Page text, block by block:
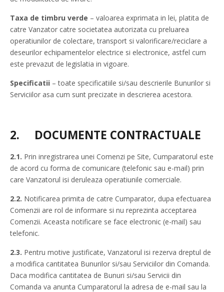
Taxa de timbru verde – valoarea exprimata in lei, platita de
catre Vanzator catre societatea autorizata cu preluarea
operatiunilor de colectare, transport si valorificare/reciclare a
deseurilor echipamentelor electrice si electronice, astfel cum
este prevazut de legislatia in vigoare.
Specificatii – toate specificatiile si/sau descrierile Bunurilor si
Serviciilor asa cum sunt precizate in descrierea acestora.
2. DOCUMENTE CONTRACTUALE
2.1. Prin inregistrarea unei Comenzi pe Site, Cumparatorul este
de acord cu forma de comunicare (telefonic sau e-mail) prin
care Vanzatorul isi deruleaza operatiunile comerciale.
2.2. Notificarea primita de catre Cumparator, dupa efectuarea
Comenzii are rol de informare si nu reprezinta acceptarea
Comenzii. Aceasta notificare se face electronic (e-mail) sau
telefonic.
2.3. Pentru motive justificate, Vanzatorul isi rezerva dreptul de
a modifica cantitatea Bunurilor si/sau Serviciilor din Comanda.
Daca modifica cantitatea de Bunuri si/sau Servicii din
Comanda va anunta Cumparatorul la adresa de e-mail sau la